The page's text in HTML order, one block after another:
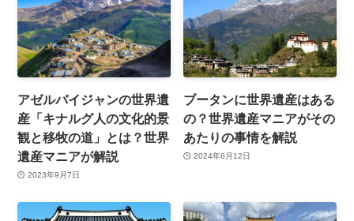
アゼルバイジャンの世界遺
産「キナルグ人の文化的景
観と移牧の道」とは？世界
遺産マニアが解説
2023年9月7日
ブータンに世界遺産はある
の？世界遺産マニアがその
あたりの事情を解説
2024年6月12日